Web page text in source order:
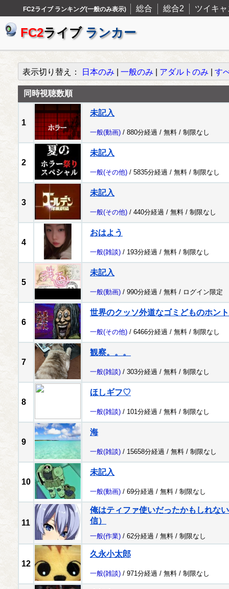
FC2ライブ ランキング(一般のみ表示) 総合 総合2 ツイキャ
FC2ライブ ランカー
表示切り替え： 日本のみ 一般のみ アダルトのみ す
同時視聴数順
1
未記入
一般(動画) / 880分経過 / 無料 / 制限なし
2
未記入
一般(その他) / 5835分経過 / 無料 / 制限なし
3
未記入
一般(その他) / 440分経過 / 無料 / 制限なし
4
おはよう
一般(雑談) / 193分経過 / 無料 / 制限なし
5
未記入
一般(動画) / 990分経過 / 無料 / ログイン限定
6
世界のクッソ外道なゴミどものホン
一般(その他) / 6466分経過 / 無料 / 制限なし
7
観察。。。
一般(雑談) / 303分経過 / 無料 / 制限なし
8
ほしギフ♡
一般(雑談) / 101分経過 / 無料 / 制限なし
9
海
一般(雑談) / 15658分経過 / 無料 / 制限なし
10
未記入
一般(動画) / 69分経過 / 無料 / 制限なし
11
俺はティファ使いだったかもしれな
信）
一般(作業) / 62分経過 / 無料 / 制限なし
12
久永小太郎
一般(雑談) / 971分経過 / 無料 / 制限なし